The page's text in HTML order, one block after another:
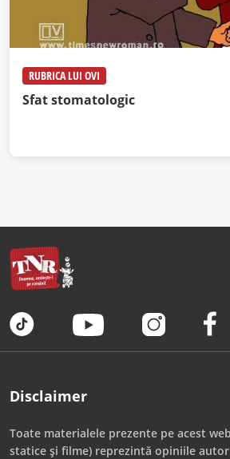
RUBRICA LUI OVI
Sfat stomatologic
Disclaimer
Toate materialele prezente pe acest
statice și filme) reprezintă opiniile